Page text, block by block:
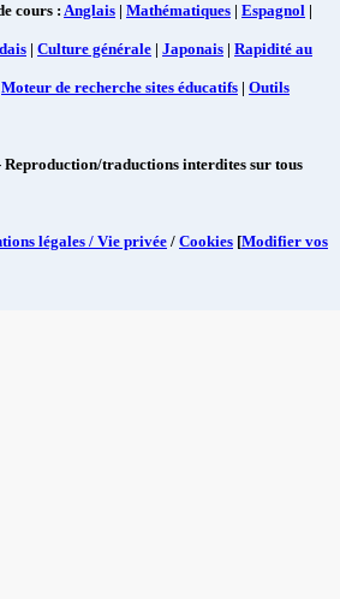
cours : Anglais | Mathématiques | Espagnol |
| Culture générale | Japonais | Rapidité au
Moteur de recherche sites éducatifs | Outils
Reproduction/traductions interdites sur tous
légales / Vie privée / Cookies [Modifier vos